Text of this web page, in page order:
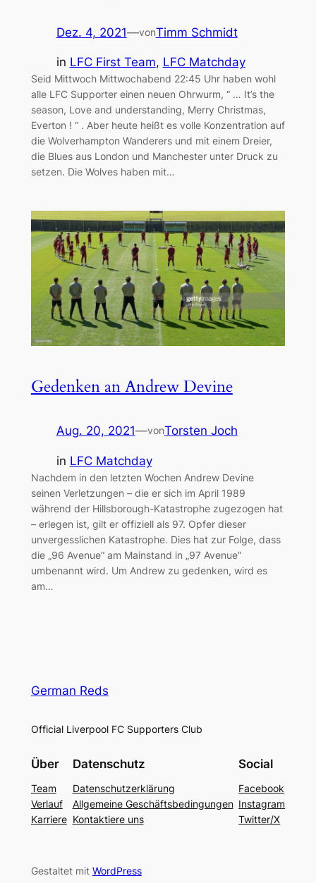
Dez. 4, 2021—vonTimm Schmidt
in LFC First Team, LFC Matchday
Seid Mittwoch Mittwochabend 22:45 Uhr haben wohl
alle LFC Supporter einen neuen Ohrwurm, “ … It’s the
season, Love and understanding, Merry Christmas,
Everton ! “ . Aber heute heißt es volle Konzentration auf
die Wolverhampton Wanderers und mit einem Dreier,
die Blues aus London und Manchester unter Druck zu
setzen. Die Wolves haben mit…
Gedenken an Andrew Devine
Aug. 20, 2021—vonTorsten Joch
in LFC Matchday
Nachdem in den letzten Wochen Andrew Devine
seinen Verletzungen – die er sich im April 1989
während der Hillsborough-Katastrophe zugezogen hat
– erlegen ist, gilt er offiziell als 97. Opfer dieser
unvergesslichen Katastrophe. Dies hat zur Folge, dass
die „96 Avenue“ am Mainstand in „97 Avenue“
umbenannt wird. Um Andrew zu gedenken, wird es
am…
German Reds
Official Liverpool FC Supporters Club
Über
Team
Verlauf
Karriere
Datenschutz
Datenschutzerklärung
Allgemeine Geschäftsbedingungen
Kontaktiere uns
Social
Facebook
Instagram
Twitter/X
Gestaltet mit WordPress